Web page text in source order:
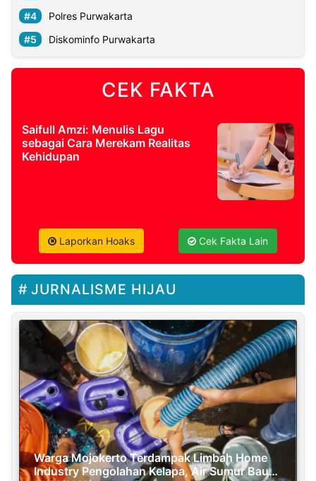
Polres Purwakarta
Diskominfo Purwakarta
CEK FAKTA
Saifull Amzi: Menulis Lagu
sebagai Cara Merekam Realitas
Kehidupan
Laporkan Hoaks Cek Fakta Lain
JURNALISME HIJAU
Warga Mojokerto Terdampak Limbah Home
Industry Pengolahan Kelapa, Air Sumur Bau